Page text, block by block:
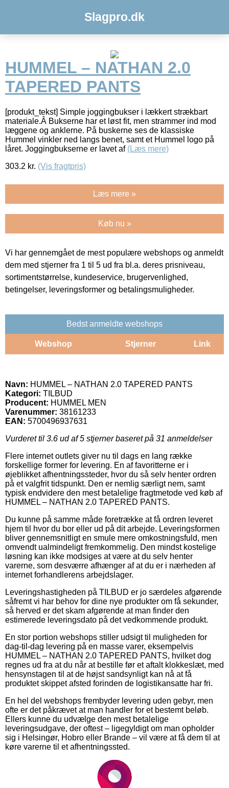
Slagpro.dk
HUMMEL – NATHAN 2.0
TAPERED PANTS
[produkt_tekst] Simple joggingbukser i lækkert strækbart
materiale.Â Bukserne har et løst fit, men strammer ind mod
læggene og anklerne. På buskerne ses de klassiske
Hummel vinkler ned langs benet, samt et Hummel logo på
låret. Joggingbukserne er lavet af (Læs mere)
303.2 kr. (Vis fragtpris)
Læs mere »
Køb nu »
Vi har gennemgået de mest populære webshops og anmeldt
dem med stjerner fra 1 til 5 ud fra bl.a. deres prisniveau,
sortimentstørrelse, kundeservice, brugervenlighed,
betingelser, leveringsformer og betalingsmuligheder.
Bedst anmeldte webshops
Webshop Stjerner Link
Navn: HUMMEL – NATHAN 2.0 TAPERED PANTS
Kategori: TILBUD
Producent: HUMMEL MEN
Varenummer: 38161233
EAN: 5700496937631
Vurderet til 3.6 ud af 5 stjerner baseret på 31 anmeldelser
Flere internet outlets giver nu til dags en lang række
forskellige former for levering. En af favoritterne er i
øjeblikket afhentningssteder, hvor du så selv henter ordren
på et valgfrit tidspunkt. Den er nemlig særligt nem, samt
typisk endvidere den mest betalelige fragtmetode ved køb af
HUMMEL – NATHAN 2.0 TAPERED PANTS.
Du kunne på samme måde foretrække at få ordren leveret
hjem til hvor du bor eller ud på dit arbejde. Leveringsformen
bliver gennemsnitligt en smule mere omkostningsfuld, men
omvendt ualmindeligt fremkommelig. Den mindst kostelige
løsning kan ikke modsiges at være at du selv henter
varerne, som desværre afhænger af at du er i nærheden af
internet forhandlerens arbejdslager.
Leveringshastigheden på TILBUD er jo særdeles afgørende
såfremt vi har behov for dine nye produkter om få sekunder,
så herved er det skam afgørende at man finder den
estimerede leveringsdato på det vedkommende produkt.
En stor portion webshops stiller udsigt til muligheden for
dag-til-dag levering på en masse varer, eksempelvis
HUMMEL – NATHAN 2.0 TAPERED PANTS, hvilket dog
regnes ud fra at du når at bestille før et aftalt klokkeslæt, med
hensynstagen til at de højst sandsynligt kan nå at få
produktet skippet afsted forinden de logistikansatte har fri.
En hel del webshops frembyder levering uden gebyr, men
ofte er det påkrævet at man handler for et bestemt beløb.
Ellers kunne du udvælge den mest betalelige
leveringsudgave, der oftest – ligegyldigt om man opholder
sig i Helsingør, Hobro eller Brande – vil være at få dem til at
køre varerne til et afhentningssted.